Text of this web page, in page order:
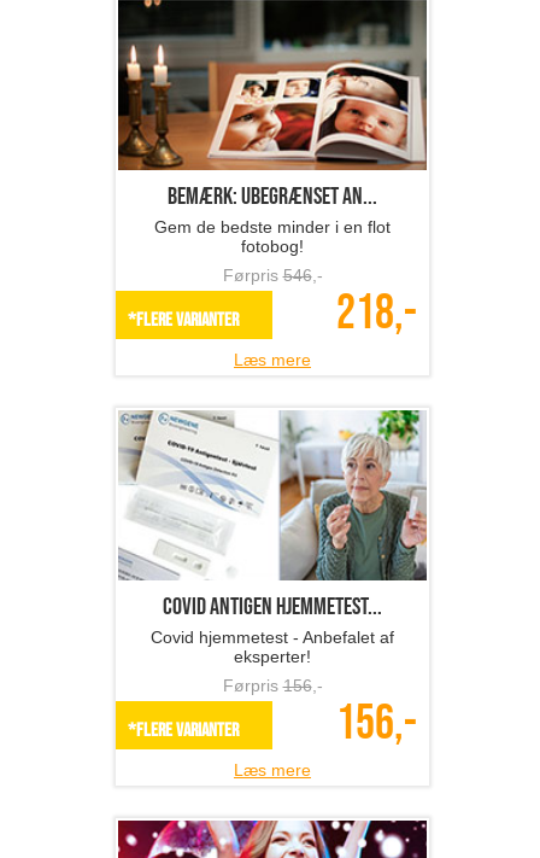
Bemærk: Ubegrænset an...
Gem de bedste minder i en flot
fotobog!
Førpris546,-
*Flere varianter 218,-
Læs mere
Covid antigen hjemmetest...
Covid hjemmetest - Anbefalet af
eksperter!
Førpris156,-
*Flere varianter 156,-
Læs mere